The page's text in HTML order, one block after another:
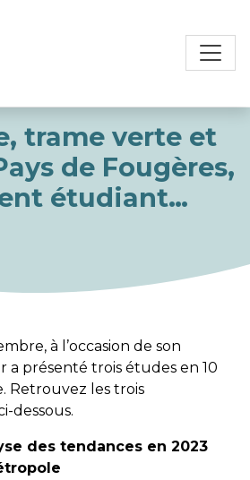
trame verte et
de Fougères,
étudiant…
à l’occasion de son
a présenté trois études en 10
Retrouvez les trois
dessous.
des tendances en 2023